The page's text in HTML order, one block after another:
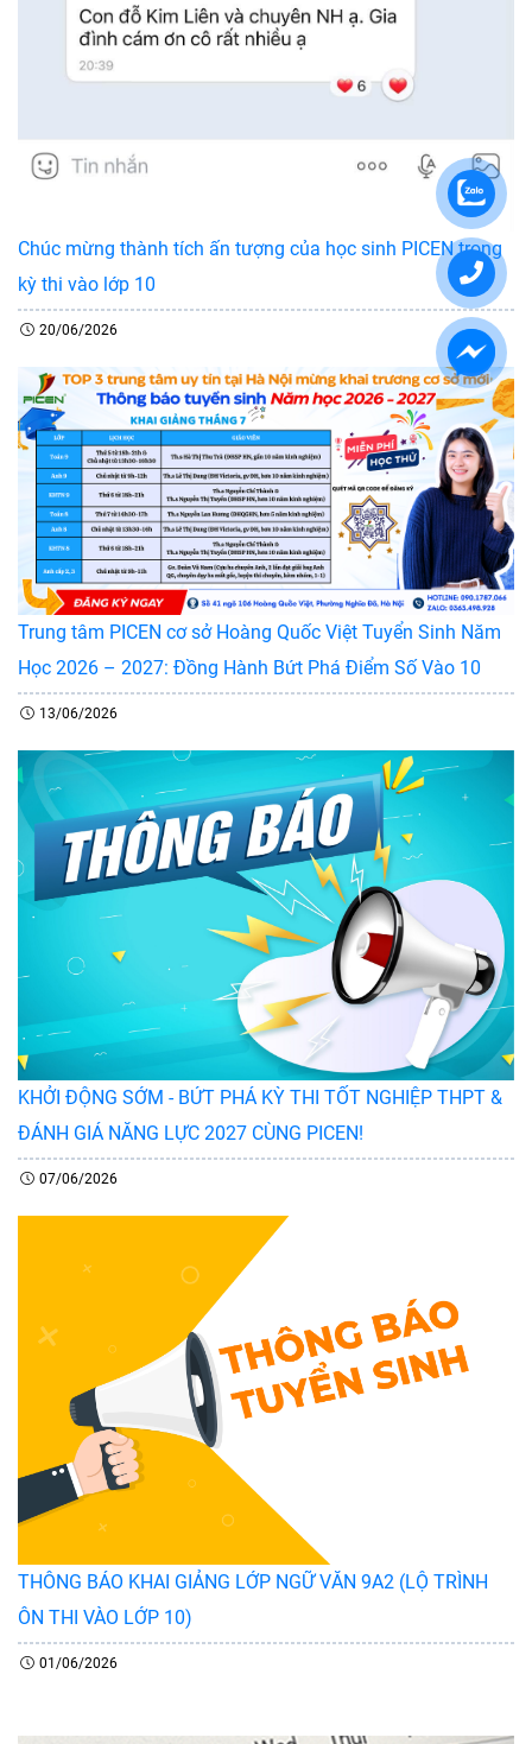
Chúc mừng thành tích ấn tượng của học sinh PICEN trong
kỳ thi vào lớp 10
20/06/2026
Trung tâm PICEN cơ sở Hoàng Quốc Việt Tuyển Sinh Năm
Học 2026 – 2027: Đồng Hành Bứt Phá Điểm Số Vào 10
13/06/2026
KHỞI ĐỘNG SỚM - BỨT PHÁ KỲ THI TỐT NGHIỆP THPT &
ĐÁNH GIÁ NĂNG LỰC 2027 CÙNG PICEN!
07/06/2026
THÔNG BÁO KHAI GIẢNG LỚP NGỮ VĂN 9A2 (LỘ TRÌNH
ÔN THI VÀO LỚP 10)
01/06/2026